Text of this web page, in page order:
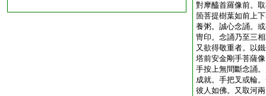
對摩醯首羅像前。
箇菩提樹葉如前上
養粥。誠心念誦。
冑印。念誦乃至三
又欲得敬重者。以
塔前安金剛手菩薩
手按上無間斷念誦
成就。手把叉或輪
彼人如佛。又取河